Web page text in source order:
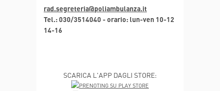
rad.segreteria@poliambulanza.it
Tel.: 030/3514040 - orario: lun-ven 10-12
14-16
SCARICA L'APP DAGLI STORE: